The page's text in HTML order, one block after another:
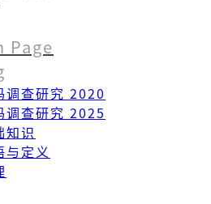
Page
调查研究 2020
调查研究 2025
知识
与定义